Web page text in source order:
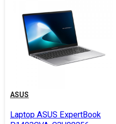
ASUS
Laptop ASUS ExpertBook